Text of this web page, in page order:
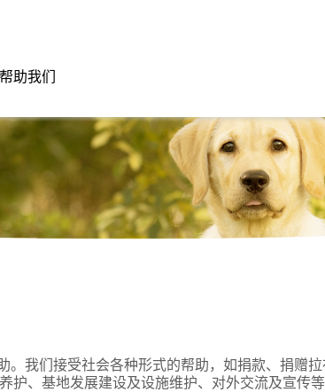
帮助我们
们接受社会各种形式的帮助，如捐款、捐赠拉
护、基地发展建设及设施维护、对外交流及宣传